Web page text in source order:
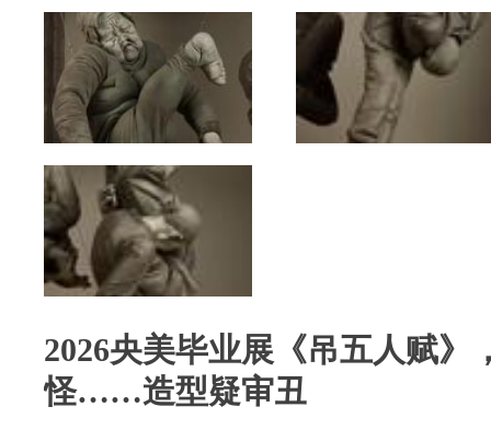
2026央美毕业展《吊五人赋》
怪……造型疑审丑